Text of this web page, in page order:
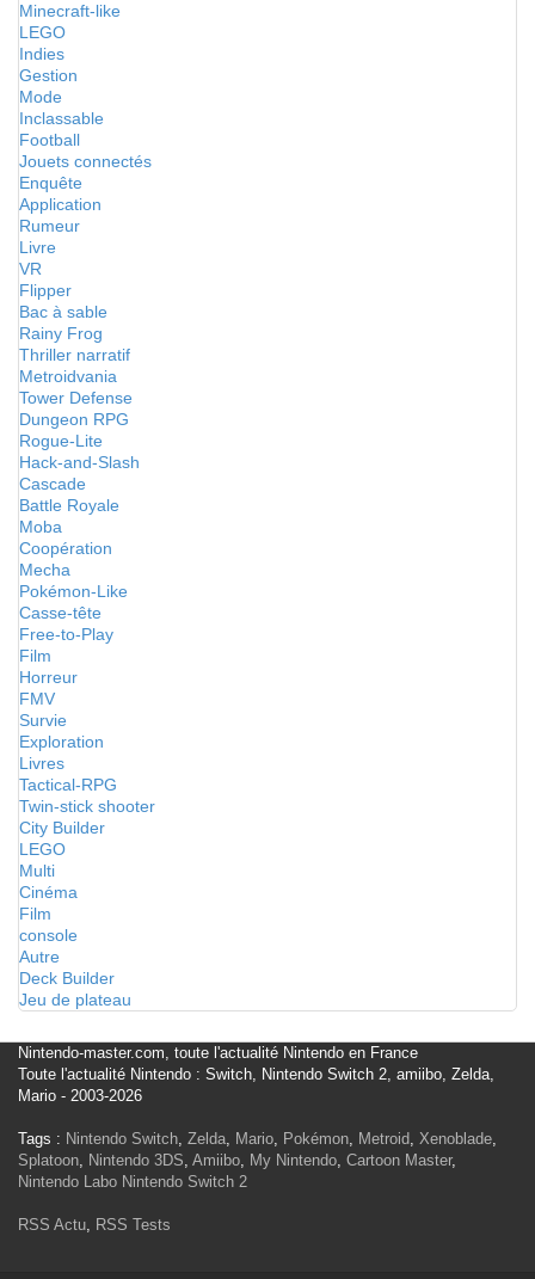
Minecraft-like
LEGO
Indies
Gestion
Mode
Inclassable
Football
Jouets connectés
Enquête
Application
Rumeur
Livre
VR
Flipper
Bac à sable
Rainy Frog
Thriller narratif
Metroidvania
Tower Defense
Dungeon RPG
Rogue-Lite
Hack-and-Slash
Cascade
Battle Royale
Moba
Coopération
Mecha
Pokémon-Like
Casse-tête
Free-to-Play
Film
Horreur
FMV
Survie
Exploration
Livres
Tactical-RPG
Twin-stick shooter
City Builder
LEGO
Multi
Cinéma
Film
console
Autre
Deck Builder
Jeu de plateau
Nintendo-master.com, toute l'actualité Nintendo en France
Toute l'actualité Nintendo : Switch, Nintendo Switch 2, amiibo, Zelda,
Mario - 2003-2026
Tags : Nintendo Switch, Zelda, Mario, Pokémon, Metroid, Xenoblade,
Splatoon, Nintendo 3DS, Amiibo, My Nintendo, Cartoon Master,
Nintendo Labo Nintendo Switch 2
RSS Actu, RSS Tests